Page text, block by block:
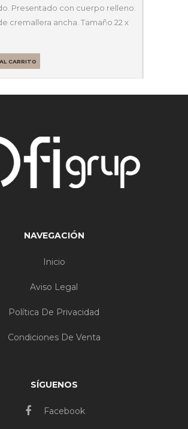
Presentado con cuerpo relleno.
cremallera ancha. Tamaño 22 x
CARRITO
NAVEGACIÓN
Inicio
Aviso Legal
Política De Privacidad
Condiciones De Venta
SÍGUENOS
Facebook